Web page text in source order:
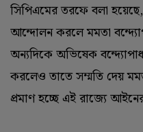
সিপিএমের তরফে বলা
আন্দোলন করলে মমতা
অন্যদিকে অভিষেক
করলেও তাতে সম্মতি দেয়
প্রমাণ হচ্ছে এই রাজ্যে